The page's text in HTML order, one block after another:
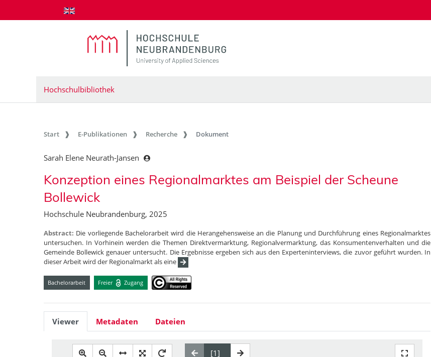
zum Inhalt springen
Hochschulbibliothek
Start E-Publikationen Recherche Dokument
Sarah Elene Neurath-Jansen
Konzeption eines Regionalmarktes am Beispiel der Scheune
Bollewick
Hochschule Neubrandenburg, 2025
Abstract: Die vorliegende Bachelorarbeit wird die Herangehensweise an die Planung und Durchführung eines Regionalmarktes
untersuchen. In Vorhinein werden die Themen Direktvermarktung, Regionalvermarktung, das Konsumentenverhalten und die
Gemeinde Bollewick genauer untersucht. Die Ergebnisse ergeben sich aus den Experteninterviews, die zuvor geführt wurden. In
dieser Arbeit wird der Regionalmarkt als eine
Bachelorarbeit Freier Zugang
Viewer Metadaten Dateien